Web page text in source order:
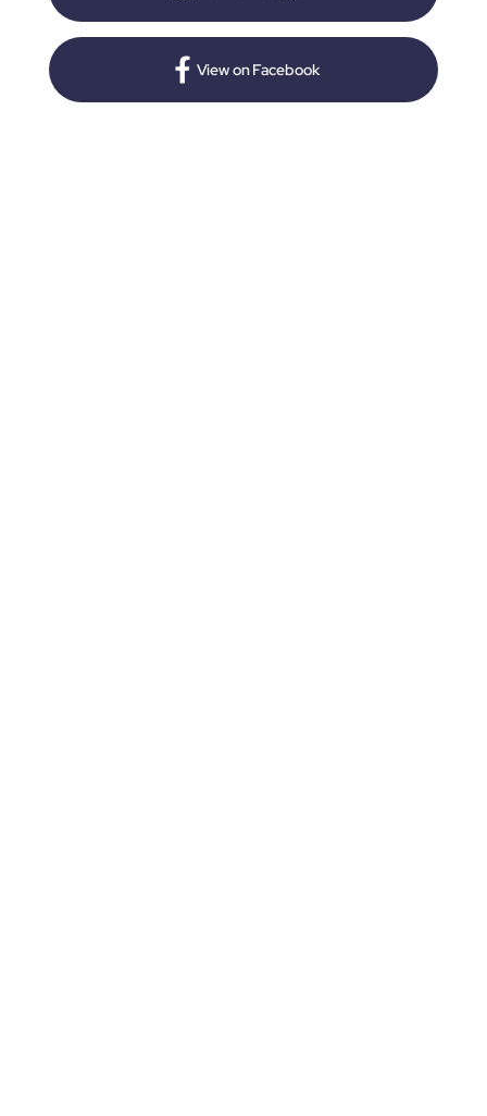
View on Facebook